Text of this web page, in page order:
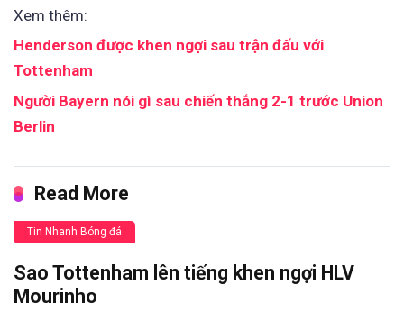
Xem thêm:
Henderson được khen ngợi sau trận đấu với
Tottenham
Người Bayern nói gì sau chiến thắng 2-1 trước Union
Berlin
Read More
Tin Nhanh Bóng đá
Sao Tottenham lên tiếng khen ngợi HLV
Mourinho